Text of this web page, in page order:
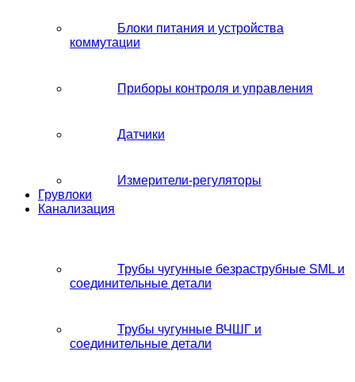
Блоки питания и устройства
коммутации
Приборы контроля и управления
Датчики
Измерители-регуляторы
Грувлоки
Канализация
Трубы чугунные безраструбные SML и
соединительные детали
Трубы чугунные ВЧШГ и
соединительные детали